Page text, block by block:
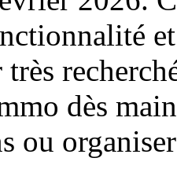
très
dès
ou